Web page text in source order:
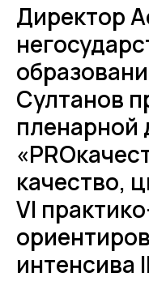
Директор
Султанов
пленарной
качество,
VI
интенсива